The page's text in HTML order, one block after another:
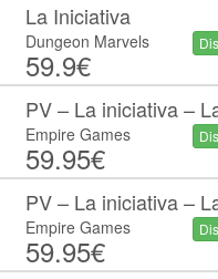
La Iniciativa
Dungeon Marvels
59.9€
PV – La iniciativa –
Empire Games
59.95€
PV – La iniciativa –
Empire Games
59.95€